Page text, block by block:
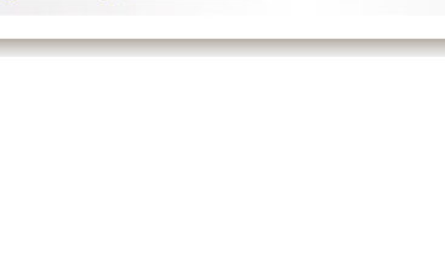
10 de Mayo, 2015- Jorge Osorio